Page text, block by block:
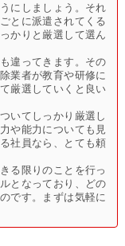
にしましょう。それ
とに派遣されてくる
かりと厳選して選ん
違ってきます。その
業者が教育や研修に
厳選していくと良い
いてしっかり厳選し
や能力についても見
社員なら、とても頼
る限りのことを行っ
となっており、どの
です。まずは気軽に